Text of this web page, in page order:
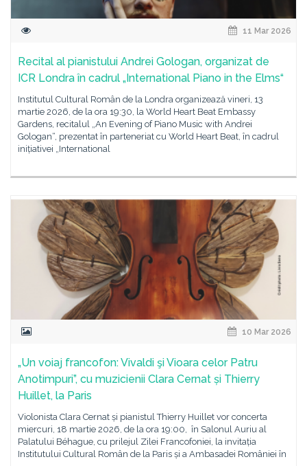
11 Mar 2026
Recital al pianistului Andrei Gologan, organizat de
ICR Londra în cadrul „International Piano in the Elms“
Institutul Cultural Român de la Londra organizează vineri, 13
martie 2026, de la ora 19:30, la World Heart Beat Embassy
Gardens, recitalul „An Evening of Piano Music with Andrei
Gologan“, prezentat în parteneriat cu World Heart Beat, în cadrul
inițiativei „International
10 Mar 2026
„Un voiaj francofon: Vivaldi şi Vioara celor Patru
Anotimpuri”, cu muzicienii Clara Cernat și Thierry
Huillet, la Paris
Violonista Clara Cernat și pianistul Thierry Huillet vor concerta
miercuri, 18 martie 2026, de la ora 19:00, în Salonul Auriu al
Palatului Béhague, cu prilejul Zilei Francofoniei, la invitația
Institutului Cultural Român de la Paris și a Ambasadei României în